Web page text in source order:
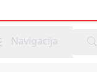
menu
Navigacija